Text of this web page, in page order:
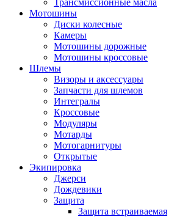
Трансмиссионные масла
Мотошины
Диски колесные
Камеры
Мотошины дорожные
Мотошины кроссовые
Шлемы
Визоры и аксессуары
Запчасти для шлемов
Интегралы
Кроссовые
Модуляры
Мотарды
Мотогарнитуры
Открытые
Экипировка
Джерси
Дождевики
Защита
Защита встраиваемая